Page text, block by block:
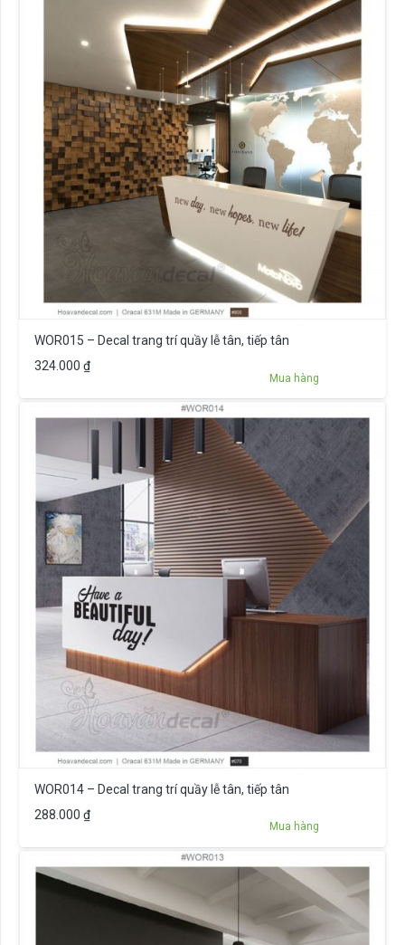
WOR015 – Decal trang trí quầy lễ tân, tiếp tân
324.000 ₫
Mua hàng
WOR014 – Decal trang trí quầy lễ tân, tiếp tân
288.000 ₫
Mua hàng